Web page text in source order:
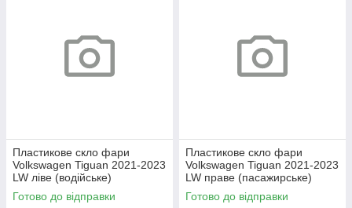
Пластикове скло фари
Volkswagen Tiguan 2021-2023
LW ліве (водійське)
Готово до відправки
Пластикове скло фари
Volkswagen Tiguan 2021-2023
LW праве (пасажирське)
Готово до відправки